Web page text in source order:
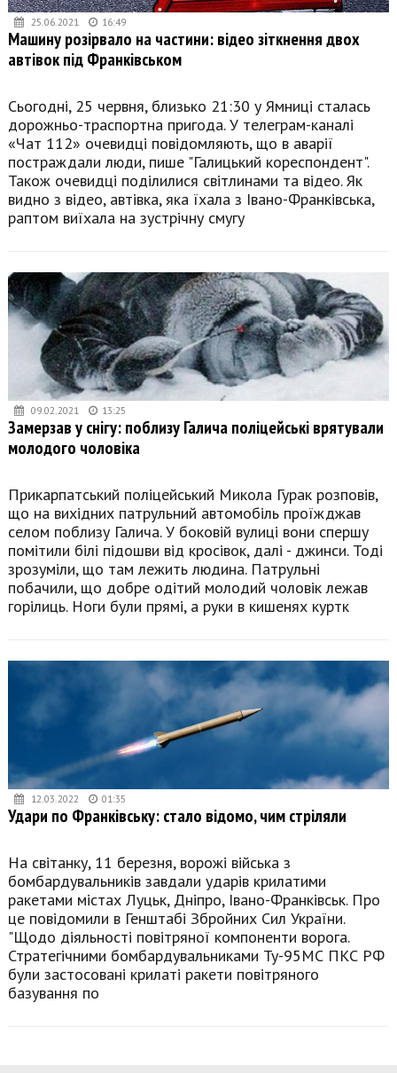
25.06.2021 16:49
Машину розірвало на частини: відео зіткнення двох
автівок під Франківськом
Сьогодні, 25 червня, близько 21:30 у Ямниці сталась
дорожньо-траспортна пригода. У телеграм-каналі
«Чат 112» очевидці повідомляють, що в аварії
постраждали люди, пише "Галицький кореспондент".
Також очевидці поділилися світлинами та відео. Як
видно з відео, автівка, яка їхала з Івано-Франківська,
раптом виїхала на зустрічну смугу
09.02.2021 13:25
Замерзав у снігу: поблизу Галича поліцейські врятували
молодого чоловіка
Прикарпатський поліцейський Микола Гурак розповів,
що на вихідних патрульний автомобіль проїжджав
селом поблизу Галича. У боковій вулиці вони спершу
помітили білі підошви від кросівок, далі - джинси. Тоді
зрозуміли, що там лежить людина. Патрульні
побачили, що добре одітий молодий чоловік лежав
горілиць. Ноги були прямі, а руки в кишенях куртк
12.03.2022 01:35
Удари по Франківську: стало відомо, чим стріляли
На світанку, 11 березня, ворожі війська з
бомбардувальників завдали ударів крилатими
ракетами містах Луцьк, Дніпро, Івано-Франківськ. Про
це повідомили в Генштабі Збройних Сил України.
"Щодо діяльності повітряної компоненти ворога.
Стратегічними бомбардувальниками Ту-95МС ПКС РФ
були застосовані крилаті ракети повітряного
базування по